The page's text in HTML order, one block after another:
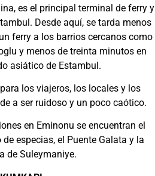
es el principal terminal de ferry y
Desde aquí, se tarda menos
ferry a los barrios cercanos como
y menos de treinta minutos en
asiático de Estambul.
los viajeros, los locales y los
a ser ruidoso y un poco caótico.
en Eminonu se encuentran el
especias, el Puente Galata y la
de Suleymaniye.